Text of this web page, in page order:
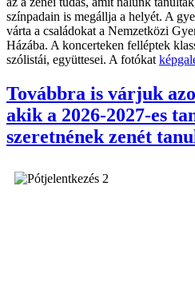
színpadain is megállja a helyét. A
várta a családokat a Nemzetközi
Házába. A koncerteken felléptek
szólistái, együttesei. A fotókat
Továbbra is várjuk
akik a 2026-2027-es
szeretnének zenét